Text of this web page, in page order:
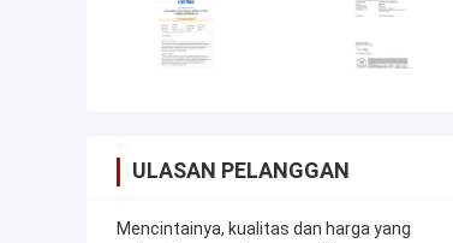
ULASAN PELANGGAN
Mencintainya, kualitas dan harga yang